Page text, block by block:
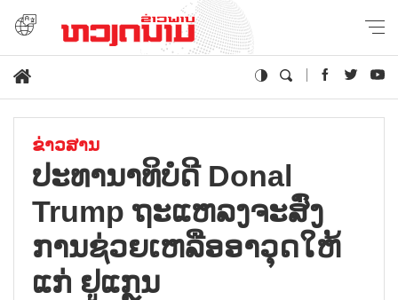
ຂ່າວສານ
ປະທານາທິບໍດີ Donal
Trump ຖະແຫລງຈະສົ່ງ
ການຊ່ວຍເຫລືອອາວຸດໃຫ້
ແກ່ ຢູແກຼນ